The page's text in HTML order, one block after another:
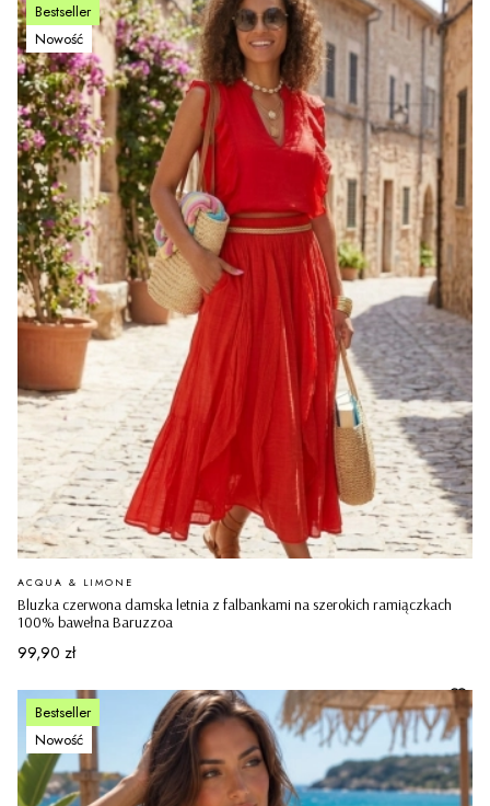
Bestseller
Nowość
Bluzka czerwona damska letnia z falbankami na szerokich ramiączkach
100% bawełna Baruzzoa
PRODUCENT
ACQUA & LIMONE
Cena
99,90 zł
Bestseller
Nowość